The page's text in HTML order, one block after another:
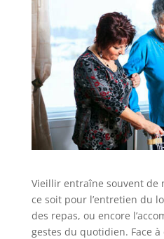
Vieillir entraîne souvent de
ce soit pour l’entretien du
des repas, ou encore
gestes du quotidien. Face